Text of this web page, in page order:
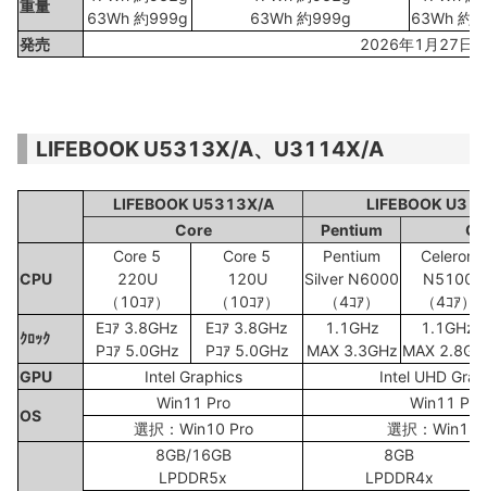
重量
63Wh 約999g
63Wh 約999g
63Wh 約
発売
2026年1月27日
LIFEBOOK U5313X/A、U3114X/A
LIFEBOOK U5313X/A
LIFEBOOK
Core
Pentium
CPU
Core 5
220U
（10ｺｱ）
Core 5
120U
（10ｺｱ）
Pentium
Silver N6000
（4ｺｱ）
Celeron
N5100
（4ｺｱ）
ｸﾛｯｸ
Eｺｱ 3.8GHz
Pｺｱ 5.0GHz
Eｺｱ 3.8GHz
Pｺｱ 5.0GHz
1.1GHz
MAX 3.3GHz
1.1GHz
MAX
GPU
Intel Graphics Intel UHD
OS
Win11 Pro
Win11 Pro
選択：Win10 Pro
選択：Win10
8GB/16GB
LPDDR5x
8GB
LPDDR4x